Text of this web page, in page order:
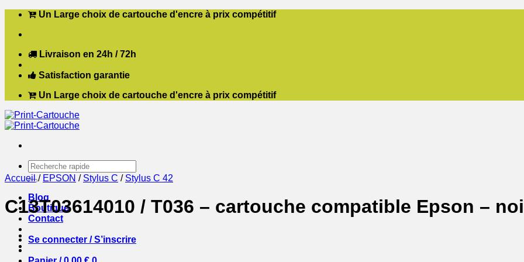
Passer
contenu
Un Large choix de cartouche d'encre à prix compétitif
Livraison en 24h / 72h
Satisfaction garantie
Un Large choix de cartouche d'encre à prix compétitif
Recherche
pour :
Blog
Boutique
Contact
Se connecter / S’inscrire
Accueil / EPSON / Stylus C / Stylus C 42
C13T03614010 / T036 – cartouche compatible Epson –